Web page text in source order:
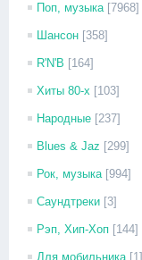
Поп, музыка [7968]
Шансон [358]
R'N'B [164]
Хиты 80-х [103]
Народные [237]
Blues & Jaz [299]
Рок, музыка [994]
Саундтреки [3]
Рэп, Хип-Хоп [144]
Для мобильника [1]